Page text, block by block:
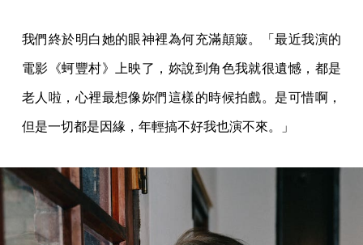
我們終於明白她的眼神裡為何充滿顛簸。「最近我演的
電影《蚵豐村》上映了，妳說到角色我就很遺憾，都是
老人啦，心裡最想像妳們這樣的時候拍戲。是可惜啊，
但是一切都是因緣，年輕搞不好我也演不來。」